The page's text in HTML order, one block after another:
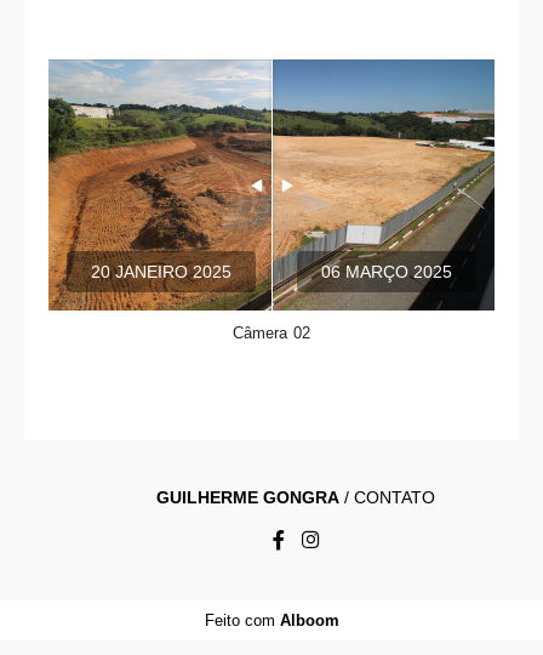
20 JANEIRO 2025 06 MARÇO 2025
Câmera 02
GUILHERME GONGRA / CONTATO
Feito com Alboom